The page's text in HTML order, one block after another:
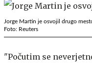
Jorge Martin je osvojil drugo
Foto: Reuters
"Počutim se